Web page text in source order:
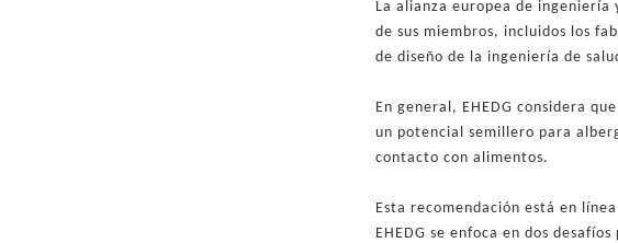
La alianza europea de ingeniería
de sus miembros, incluidos los
de diseño de la ingeniería de
En general, EHEDG considera
un potencial semillero para
contacto con alimentos.
Esta recomendación está en
EHEDG se enfoca en dos